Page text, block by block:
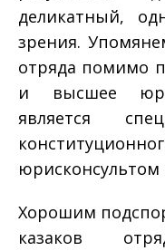
деликатный,
зрения.
отряда помимо
и высшее
является
юрисконсультом
Хорошим
казаков